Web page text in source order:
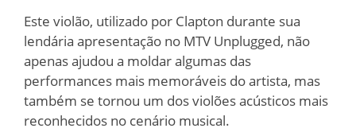
Este violão, utilizado por Clapton durante sua
lendária apresentação no MTV Unplugged, não
apenas ajudou a moldar algumas das
performances mais memoráveis do artista, mas
também se tornou um dos violões acústicos mais
reconhecidos no cenário musical.